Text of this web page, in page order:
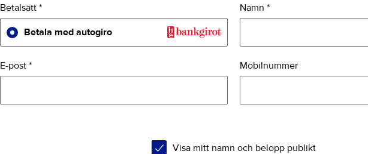
Betalsätt *
Betala med autogiro
Namn *
E-post * Mobilnummer
Visa mitt namn och belopp publikt